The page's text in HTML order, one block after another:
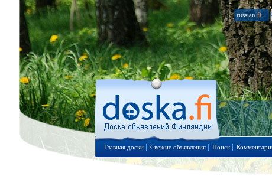
russian.fi
Главная доски Свежие объявления Поиск